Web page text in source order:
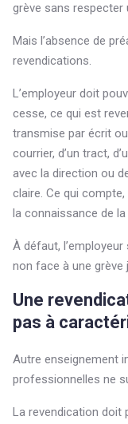
grève sans respecter
Mais l’absence de
revendications.
L’employeur doit
cesse, ce qui est
transmise par écrit
courrier, d’un tract,
avec la direction ou
claire. Ce qui compte,
la connaissance de
À défaut,
non face à une grève
Une
pas à
Autre enseignement
professionnelles ne
La revendication doit